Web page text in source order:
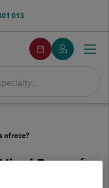
013
menuPedirCita
Make
an
appointment
My
Quirónsalud
Menu
ofrece?
5: ¿qué